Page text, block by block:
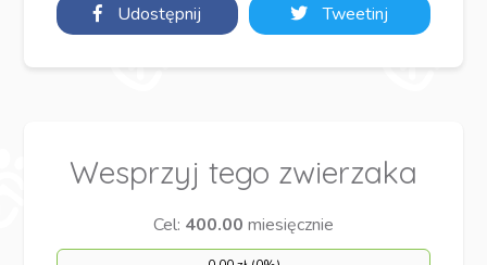
Udostępnij
Tweetinj
Wesprzyj tego zwierzaka
Cel: 400.00 miesięcznie